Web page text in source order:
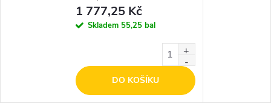
1 777,25 Kč
Skladem 55,25 bal
DO KOŠÍKU